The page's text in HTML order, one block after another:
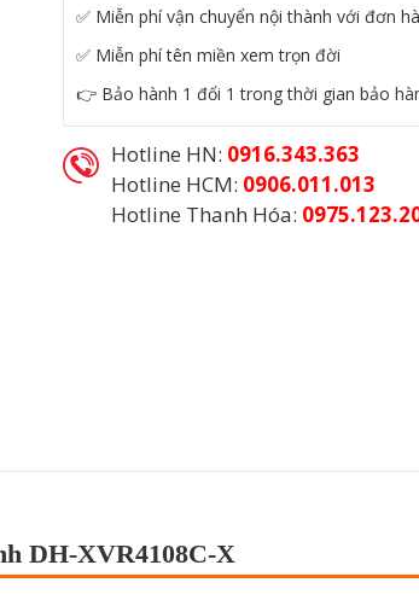
✅ Miễn phí vận chuyển nội thành với đơn
✅ Miễn phí tên miền xem trọn đời
👉 Bảo hành 1 đổi 1 trong thời gian bảo
Hotline HN: 0916.343.363
Hotline HCM: 0906.011.013
Hotline Thanh Hóa:
DH-XVR4108C-X